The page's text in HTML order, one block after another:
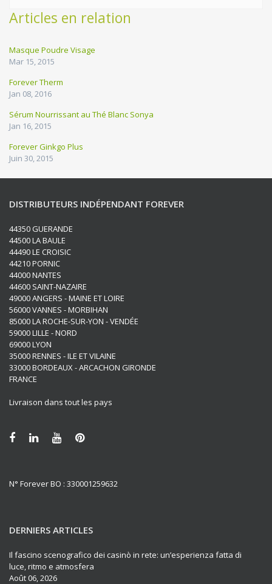
Articles en relation
Masque Poudre Visage
Mar 15, 2015
Forever Therm
Jan 08, 2016
Sérum Nourrissant au Thé Blanc Sonya
Jan 16, 2015
Forever Ginkgo Plus
Juin 30, 2015
DISTRIBUTEURS INDÉPENDANT FOREVER
44350 GUERANDE
44500 LA BAULE
44490 LE CROISIC
44210 PORNIC
44000 NANTES
44600 SAINT-NAZAIRE
49000 ANGERS - MAINE ET LOIRE
56000 VANNES - MORBIHAN
85000 LA ROCHE-SUR-YON - VENDÉE
59000 LILLE - NORD
69000 LYON
35000 RENNES - ILE ET VILAINE
33000 BORDEAUX - ARCACHON GIRONDE
FRANCE
Livraison dans tout les pays
N° Forever BO : 330001259632
DERNIERS ARTICLES
Il fascino scenografico dei casinò in rete: un’esperienza fatta di
luce, ritmo e atmosfera
Août 06, 2026